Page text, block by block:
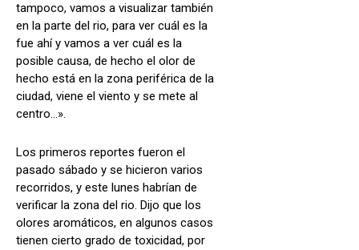
tampoco, vamos a visualizar también
en la parte del rio, para ver cuál es la
fue ahí y vamos a ver cuál es la
posible causa, de hecho el olor de
hecho está en la zona periférica de la
ciudad, viene el viento y se mete al
centro…».
Los primeros reportes fueron el
pasado sábado y se hicieron varios
recorridos, y este lunes habrían de
verificar la zona del rio. Dijo que los
olores aromáticos, en algunos casos
tienen cierto grado de toxicidad, por